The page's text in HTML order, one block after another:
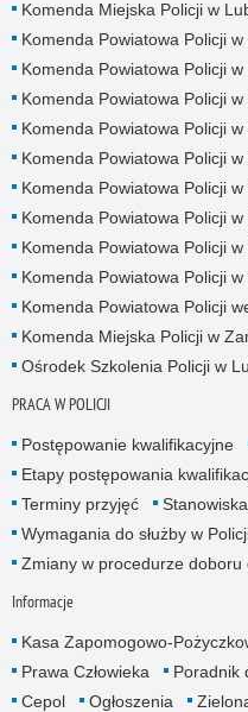
Komenda Miejska Policji w
Komenda Powiatowa Policji w
Komenda Powiatowa Policji w
Komenda Powiatowa Policji
Komenda Powiatowa Policji w
Komenda Powiatowa Policji w
Komenda Powiatowa Policji
Komenda Powiatowa Policji w
Komenda Powiatowa Policji w
Komenda Powiatowa Policji
Komenda Powiatowa Policji
Komenda Miejska Policji w
Ośrodek Szkolenia Policji w
PRACA W POLICJI
Postępowanie kwalifikacyjne
Etapy postępowania
Terminy przyjęć
Wymagania do służby w
Zmiany w procedurze doboru
Informacje
Kasa Zapomogowo-
Prawa Człowieka
Poradnik
Cepol
Ogłoszenia